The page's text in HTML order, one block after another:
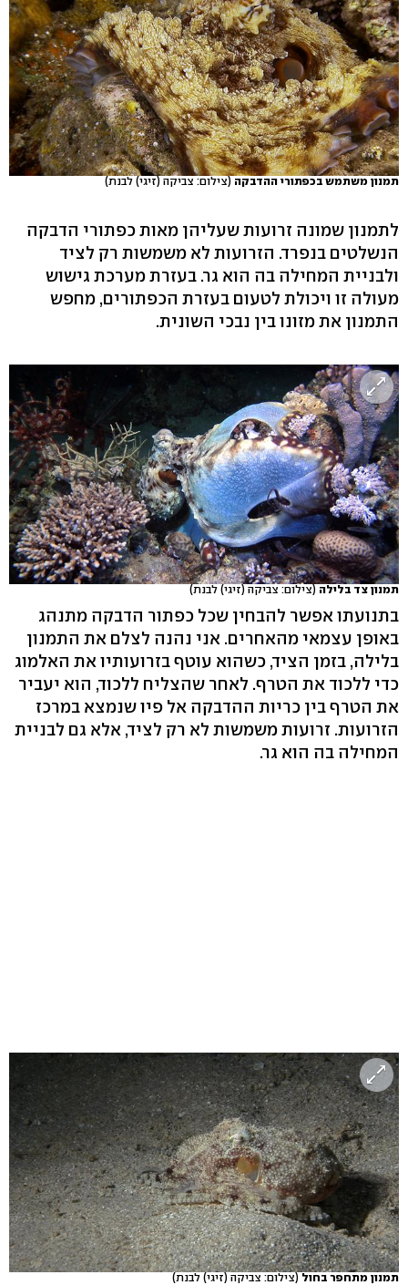
תמנון משתמש בכפתורי ההדבקה (צילום: צביקה (זיגי) לבנת)
לתמנון שמונה זרועות שעליהן מאות כפתורי הדבקה
הנשלטים בנפרד. הזרועות לא משמשות רק לציד
ולבניית המחילה בה הוא גר. בעזרת מערכת גישוש
מעולה זו ויכולת לטעום בעזרת הכפתורים, מחפש
התמנון את מזונו בין נבכי השונית.
תמנון צד בלילה (צילום: צביקה (זיגי) לבנת)
בתנועתו אפשר להבחין שכל כפתור הדבקה מתנהג
באופן עצמאי מהאחרים. אני נהנה לצלם את התמנון
בלילה, בזמן הציד, כשהוא עוטף בזרועותיו את האלמוג
כדי ללכוד את הטרף. לאחר שהצליח ללכוד, הוא יעביר
את הטרף בין כריות ההדבקה אל פיו שנמצא במרכז
הזרועות. זרועות משמשות לא רק לציד, אלא גם לבניית
המחילה בה הוא גר.
תמנון מתחפר בחול(צילום: צביקה (זיגי) לבנת)